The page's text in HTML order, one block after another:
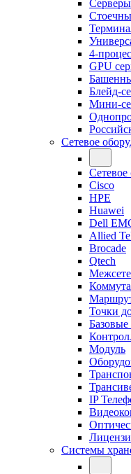
4-
GPU
Блейд-
Мини-
Сетевое
Сетевое
Cisco
HPE
Huawei
Dell
Allied
Brocade
Qtech
Точки
Базовые
Модуль
IP
Системы